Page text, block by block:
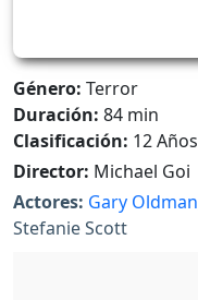
Género: Terror
Duración: 84 min
Clasificación: 12 Años
Director: Michael Goi
Actores: Gary Oldman
Stefanie Scott